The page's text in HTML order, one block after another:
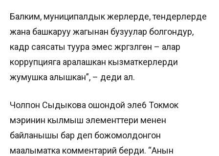
Балким, муниципалдык жерлерде, тендерлерде
жана башкаруу жагынан бузуулар болгондур,
кадр саясаты туура эмес жүргүзүлгөн – алар
коррупцияга аралашкан кызматкерлерди
жумушка алышкан”, – деди ал.
Чолпон Сыдыкова ошондой эле6 Токмок
мэринин кылмыш элементтери менен
байланышы бар деп божомолдонгон
маалыматка комментарий берди. “Анын